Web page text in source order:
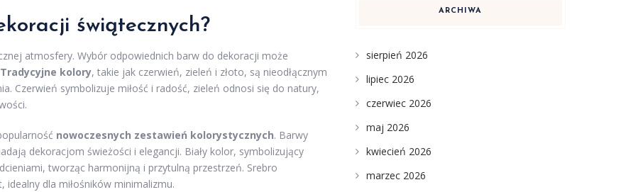
świątecznych?
atmosfery. Wybór odpowiednich barw do dekoracji może
Tradycyjne kolory, takie jak czerwień, zieleń i złoto, są nieodłącznym
Czerwień symbolizuje miłość i radość, zieleń odnosi się do natury,
nowoczesnych zestawień kolorystycznych. Barwy
dekoracjom świeżości i elegancji. Biały kolor, symbolizujący
tworząc harmonijną i przytulną przestrzeń. Srebro
dla miłośników minimalizmu.
ARCHIWA
sierpień 2026
lipiec 2026
czerwiec 2026
maj 2026
kwiecień 2026
marzec 2026